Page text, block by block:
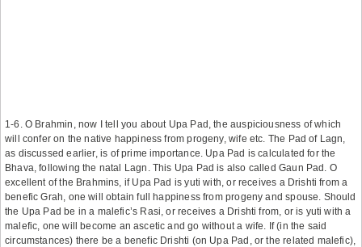
1-6. O Brahmin, now I tell you about Upa Pad, the auspiciousness of which
will confer on the native happiness from progeny, wife etc. The Pad of Lagn,
as discussed earlier, is of prime importance. Upa Pad is calculated for the
Bhava, following the natal Lagn. This Upa Pad is also called Gaun Pad. O
excellent of the Brahmins, if Upa Pad is yuti with, or receives a Drishti from a
benefic Grah, one will obtain full happiness from progeny and spouse. Should
the Upa Pad be in a malefic’s Rasi, or receives a Drishti from, or is yuti with a
malefic, one will become an ascetic and go without a wife. If (in the said
circumstances) there be a benefic Drishti (on Upa Pad, or the related malefic),